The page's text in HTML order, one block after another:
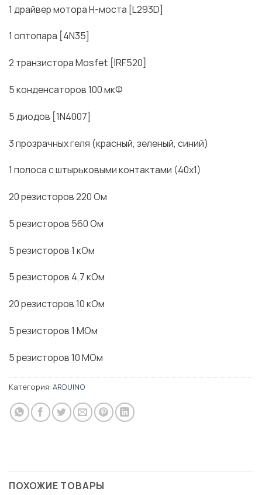
1 драйвер мотора H-моста [L293D]
1 оптопара [4N35]
2 транзистора Mosfet [IRF520]
5 конденсаторов 100 мкФ
5 диодов [1N4007]
3 прозрачных геля (красный, зеленый, синий)
1 полоса с штырьковыми контактами (40х1)
20 резисторов 220 Ом
5 резисторов 560 Ом
5 резисторов 1 кОм
5 резисторов 4,7 кОм
20 резисторов 10 кОм
5 резисторов 1 МОм
5 резисторов 10 МОм
Категория: ARDUINO
ПОХОЖИЕ ТОВАРЫ